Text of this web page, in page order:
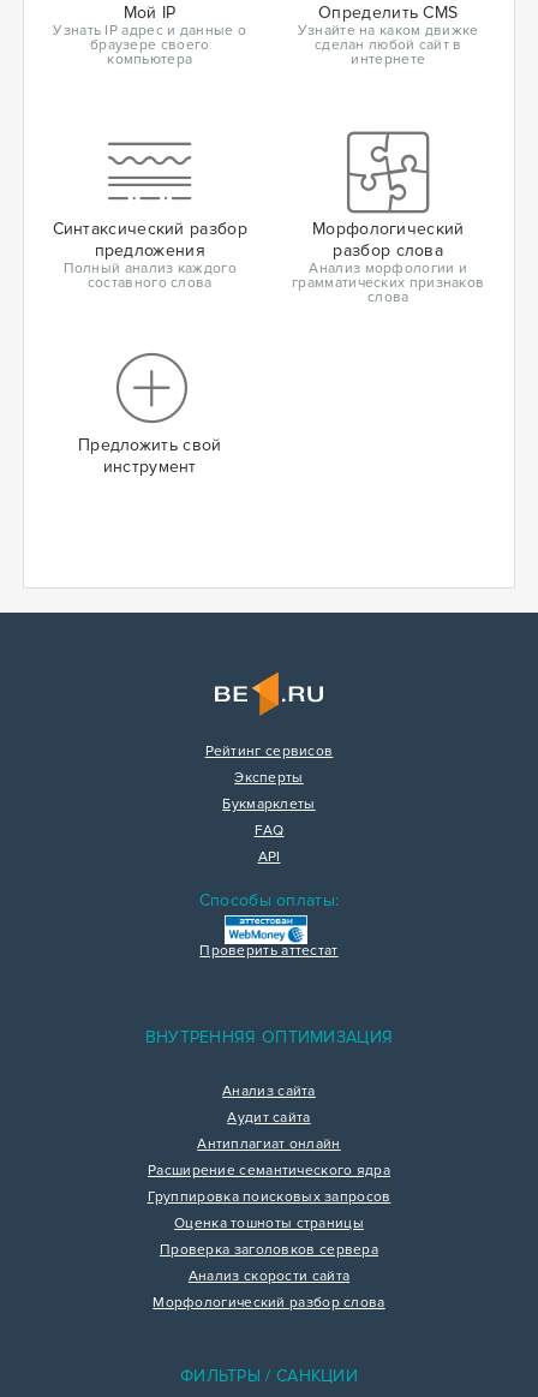
Мой IP
Узнать IP адрес и данные о
браузере своего
компьютера
Определить CMS
Узнайте на каком движке
сделан любой сайт в
интернете
Синтаксический разбор
предложения
Полный анализ каждого
составного слова
Морфологический
разбор слова
Анализ морфологии и
грамматических признаков
слова
Предложить свой
инструмент
Рейтинг сервисов
Эксперты
Букмарклеты
FAQ
API
Способы оплаты:
Проверить аттестат
ВНУТРЕННЯЯ ОПТИМИЗАЦИЯ
Анализ сайта
Аудит сайта
Антиплагиат онлайн
Расширение семантического ядра
Группировка поисковых запросов
Оценка тошноты страницы
Проверка заголовков сервера
Анализ скорости сайта
Морфологический разбор слова
ФИЛЬТРЫ / САНКЦИИ